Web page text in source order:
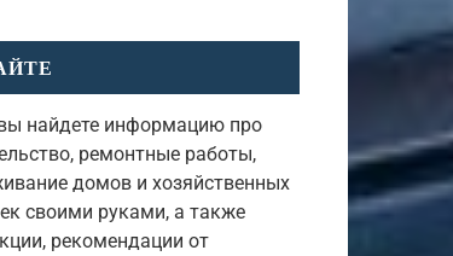
найдете информацию про
ремонтные работы,
домов и хозяйственных
своими руками, а также
рекомендации от